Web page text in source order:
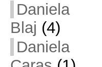
Daniela
Blaj (4)
Daniela